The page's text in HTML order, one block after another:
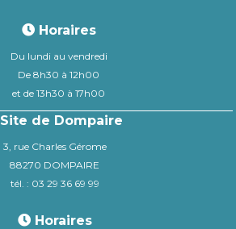
Horaires
Du lundi au vendredi
De 8h30 à 12h00
et de 13h30 à 17h00
Site de Dompaire
3, rue Charles Gérome
88270 DOMPAIRE
tél. : 03 29 36 69 99
Horaires